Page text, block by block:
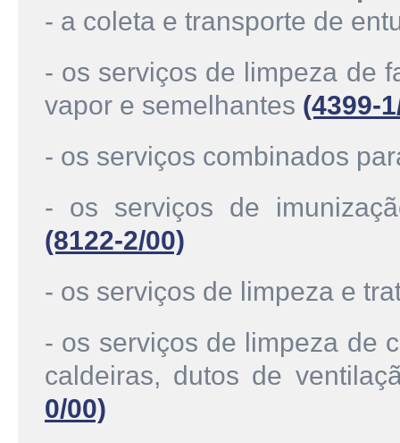
- a coleta e transporte de
- os serviços de limpeza de
vapor e semelhantes (4399-
- os serviços combinados
- os serviços de
(8122-2/00)
- os serviços de limpeza e
- os serviços de limpeza de
caldeiras, dutos de
0/00)